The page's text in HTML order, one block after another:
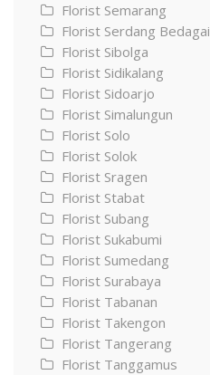
Florist Semarang
Florist Serdang Bedagai
Florist Sibolga
Florist Sidikalang
Florist Sidoarjo
Florist Simalungun
Florist Solo
Florist Solok
Florist Sragen
Florist Stabat
Florist Subang
Florist Sukabumi
Florist Sumedang
Florist Surabaya
Florist Tabanan
Florist Takengon
Florist Tangerang
Florist Tanggamus